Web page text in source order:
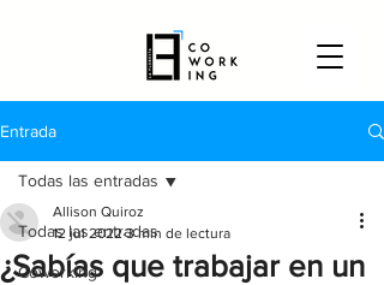
Entrada
Todas las entradas
Coworking
Todas las entradas
¿Sabías que trabajar en un
Allison Quiroz
12 jul 2022 3 min de lectura